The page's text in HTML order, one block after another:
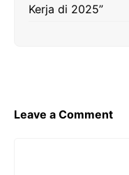
Kerja di 2025”
Leave a Comment